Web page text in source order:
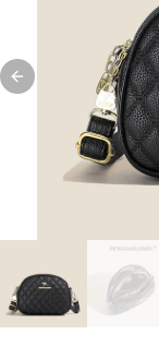
Previous slide